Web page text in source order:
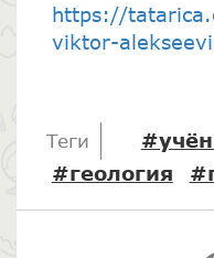
https://
viktor-
Теги
#геология